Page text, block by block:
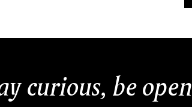
curious, be open